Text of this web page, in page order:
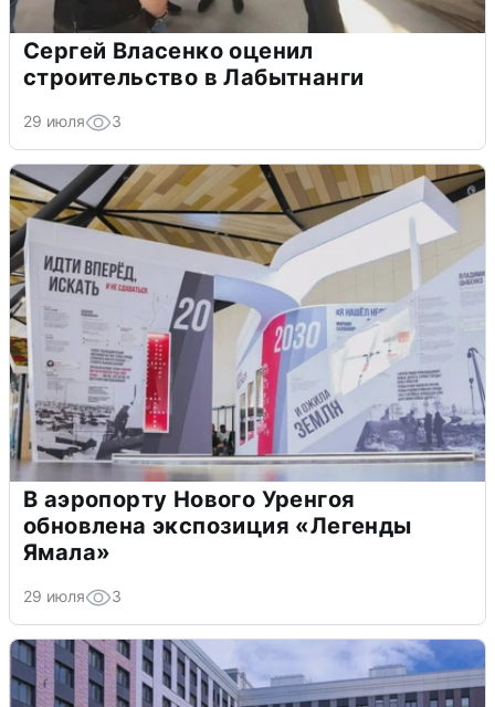
Сергей Власенко оценил
строительство в Лабытнанги
29 июля 3
В аэропорту Нового Уренгоя
обновлена экспозиция «Легенды
Ямала»
29 июля 3